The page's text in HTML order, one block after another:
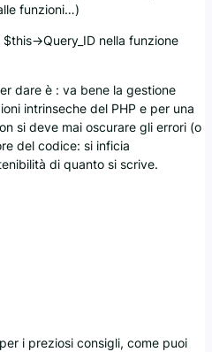
funzioni…)
>Query_ID nella funzione
dare è : va bene la gestione
intrinseche del PHP e per una
si deve mai oscurare gli errori (o
del codice: si inficia
di quanto si scrive.
i preziosi consigli, come puoi